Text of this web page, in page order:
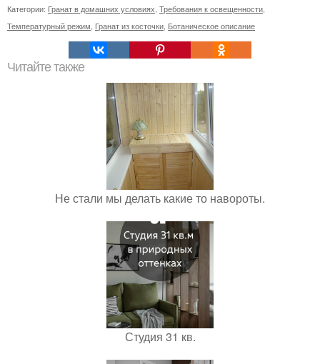
Категории: Гранат в домашних условиях Требования к освещенности
Температурный режим Гранат из косточки Ботаническое описание
Читайте также
Не стали мы делать какие то навороты.
Студия 31 кв.